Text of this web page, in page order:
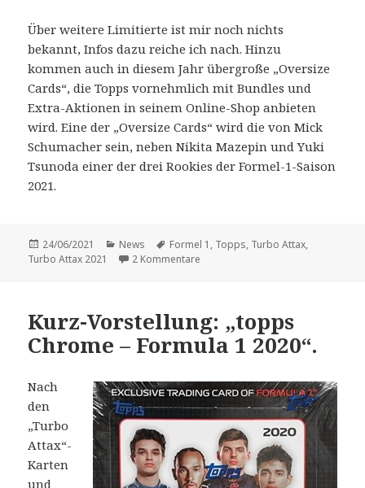
Über weitere Limitierte ist mir noch nichts
bekannt, Infos dazu reiche ich nach. Hinzu
kommen auch in diesem Jahr übergroße „Oversize
Cards“, die Topps vornehmlich mit Bundles und
Extra-Aktionen in seinem Online-Shop anbieten
wird. Eine der „Oversize Cards“ wird die von Mick
Schumacher sein, neben Nikita Mazepin und Yuki
Tsunoda einer der drei Rookies der Formel-1-Saison
2021.
Veröffentlicht
am
24/06/2021 Kategorien
News Schlagwörter
Formel 1 , Topps, Turbo Attax,
Turbo Attax 2021
2 Kommentare
Kurz-Vorstellung: „topps
Chrome – Formula 1 2020“.
Nach
den
„Turbo
Attax“-
Karten
und